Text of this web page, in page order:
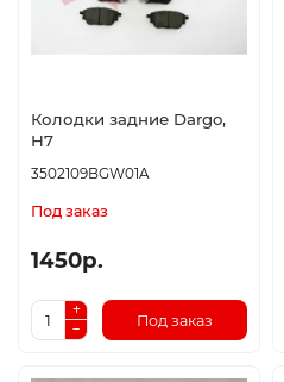
Колодки задние Dargo,
H7
3502109BGW01A
Под заказ
1450р.
Под заказ